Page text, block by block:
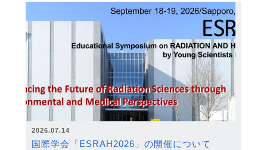
2026.07.14
国際学会「ESRAH2026」の開催について